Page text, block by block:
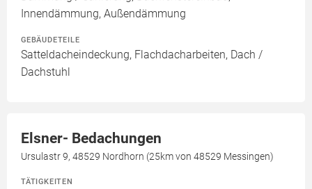
Innendämmung, Außendämmung
GEBÄUDETEILE
Satteldacheindeckung, Flachdacharbeiten, Dach /
Dachstuhl
Elsner- Bedachungen
Ursulastr 9, 48529 Nordhorn (25km von 48529 Messingen)
TÄTIGKEITEN